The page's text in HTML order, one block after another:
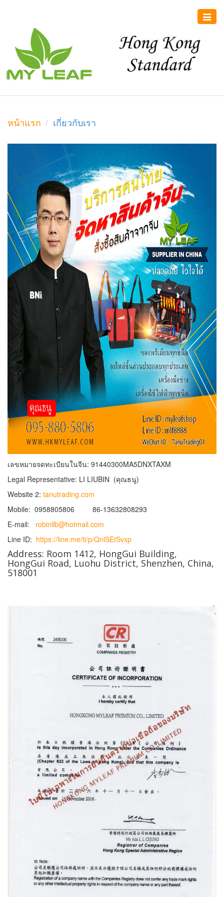
Toggle
หน้าแรก เกี่ยวกับเรา
เลขหมายจดทะเบียนในจีน: 91440300MA5DNXTAXM
Legal Representative: LI LIUBIN (คุณธนู)
Website 2: tanutrading.com
Mobile: 0958805806 86-13632808293
E-mail: robinllb@hotmail.com
Line ID: https://line.me/ti/p/QnlSEtSvxp
Address: Room 1412, HongGui Building,
HongGui Road, Luohu District, Shenzhen, China,
518001